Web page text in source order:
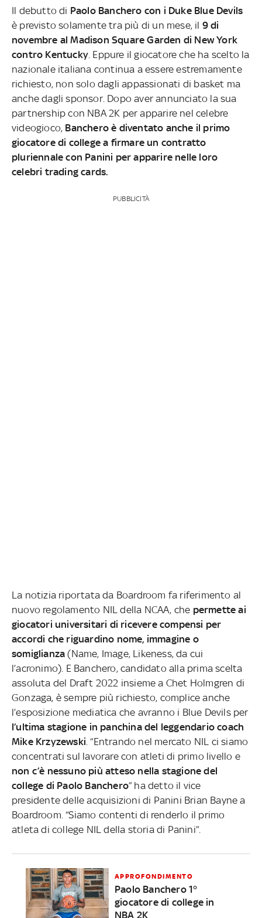
Il debutto di Paolo Banchero con i Duke Blue Devils
è previsto solamente tra più di un mese, il 9 di
novembre al Madison Square Garden di New York
contro Kentucky . Eppure il giocatore che ha scelto la
nazionale italiana continua a essere estremamente
richiesto, non solo dagli appassionati di basket ma
anche dagli sponsor. Dopo aver annunciato la sua
partnership con NBA 2K per apparire nel celebre
videogioco, Banchero è diventato anche il primo
giocatore di college a firmare un contratto
pluriennale con Panini per apparire nelle loro
celebri trading cards.
PUBBLICITÀ
La notizia riportata da Boardroom fa riferimento al
nuovo regolamento NIL della NCAA, che permette ai
giocatori universitari di ricevere compensi per
accordi che riguardino nome, immagine o
somiglianza (Name, Image, Likeness, da cui
l’acronimo). E Banchero, candidato alla prima scelta
assoluta del Draft 2022 insieme a Chet Holmgren di
Gonzaga, è sempre più richiesto, complice anche
l’esposizione mediatica che avranno i Blue Devils per
l’ultima stagione in panchina del leggendario coach
Mike Krzyzewski . “Entrando nel mercato NIL ci siamo
concentrati sul lavorare con atleti di primo livello e
non c’è nessuno più atteso nella stagione del
college di Paolo Banchero” ha detto il vice
presidente delle acquisizioni di Panini Brian Bayne a
Boardroom. “Siamo contenti di renderlo il primo
atleta di college NIL della storia di Panini”.
APPROFONDIMENTO
Paolo Banchero 1°
giocatore di college in
NBA 2K